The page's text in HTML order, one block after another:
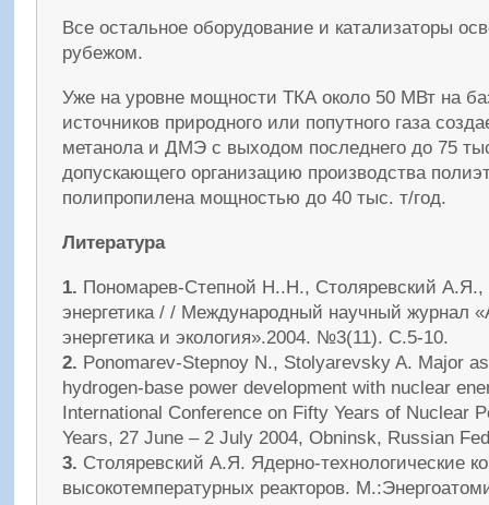
Все остальное оборудование и катализаторы
рубежом.
Уже на уровне мощности ТКА около 50 МВт на
источников природного или попутного газа
метанола и ДМЭ с выходом последнего до 75
допускающего организацию производства
полипропилена мощностью до 40 тыс. т/год.
Литература
1. Пономарев-Степной Н..Н., Столяревский А.Я.,
энергетика / / Международный научный журнал
энергетика и экология».2004. №3(11). С.5-10.
2. Ponomarev-Stepnoy N., Stolyarevsky A. Major
hydrogen-base power development with nuclear
International Conference on Fifty Years of Nuclear
Years, 27 June – 2 July 2004, Obninsk, Russian
3. Столяревский А.Я. Ядерно-технологические
высокотемпературных реакторов.